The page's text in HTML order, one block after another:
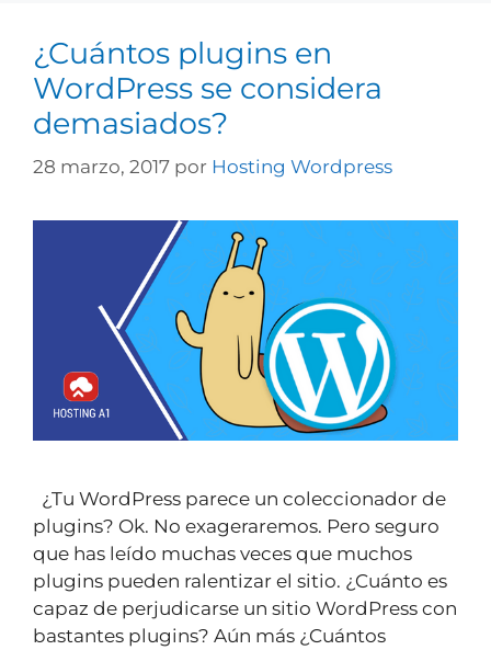
¿Cuántos plugins en
WordPress se considera
demasiados?
28 marzo, 2017 por Hosting Wordpress
¿Tu WordPress parece un coleccionador de
plugins? Ok. No exageraremos. Pero seguro
que has leído muchas veces que muchos
plugins pueden ralentizar el sitio. ¿Cuánto es
capaz de perjudicarse un sitio WordPress con
bastantes plugins? Aún más ¿Cuántos